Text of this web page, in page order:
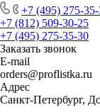
+7 (495) 275-
+7 (812) 509-30-25
+7 (495) 275-35-30
Заказать звонок
E-mail
orders@proflistka.ru
Адрес
Санкт-Петербург,